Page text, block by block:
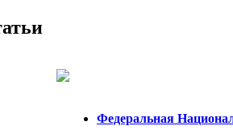
Федеральная